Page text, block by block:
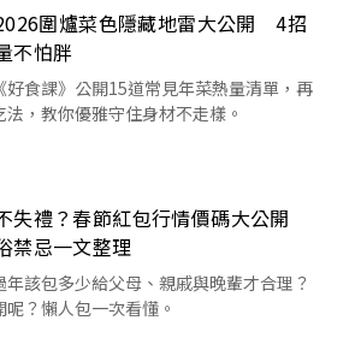
圍爐菜色隱藏地雷大公開 4招
不怕胖
食課》公開15道常見年菜熱量清單，再
，教你優雅守住身材不走樣。
失禮？春節紅包行情價碼大公開
禁忌一文整理
該包多少給父母、親戚與晚輩才合理？
？懶人包一次看懂。